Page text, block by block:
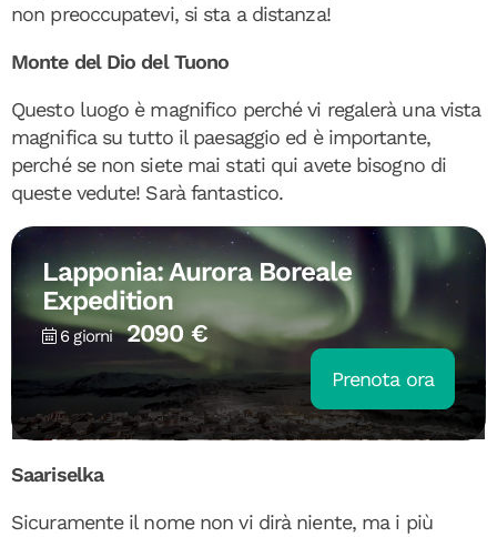
non preoccupatevi, si sta a distanza!
Monte del Dio del Tuono
Questo luogo è magnifico perché vi regalerà una vista
magnifica su tutto il paesaggio ed è importante,
perché se non siete mai stati qui avete bisogno di
queste vedute! Sarà fantastico.
Lapponia: Aurora Boreale
Expedition
6 giorni 2090 €
Prenota ora
Saariselka
Sicuramente il nome non vi dirà niente, ma i più